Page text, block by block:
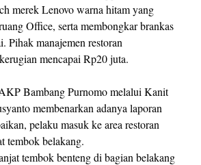
merek Lenovo warna hitam yang
Office, serta membongkar brankas
Pihak manajemen restoran
mencapai Rp20 juta.
Bambang Purnomo melalui Kanit
membenarkan adanya laporan
pelaku masuk ke area restoran
tembok belakang.
tembok benteng di bagian belakang